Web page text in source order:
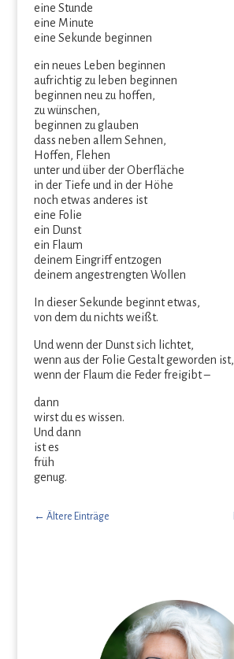
eine Stunde
eine Minute
eine Sekunde beginnen
ein neues Leben beginnen
aufrichtig zu leben beginnen
beginnen neu zu hoffen,
zu wünschen,
beginnen zu glauben
dass neben allem Sehnen,
Hoffen, Flehen
unter und über der Oberfläche
in der Tiefe und in der Höhe
noch etwas anderes ist
eine Folie
ein Dunst
ein Flaum
deinem Eingriff entzogen
deinem angestrengten Wollen
In dieser Sekunde beginnt etwas,
von dem du nichts weißt.
Und wenn der Dunst sich lichtet,
wenn aus der Folie Gestalt geworden ist,
wenn der Flaum die Feder freigibt –
dann
wirst du es wissen.
Und dann
ist es
früh
genug.
← Ältere Einträge